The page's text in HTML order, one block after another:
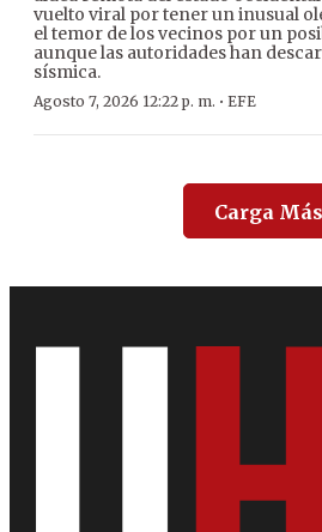
vuelto viral por tener un inusual
el temor de los vecinos por un
aunque las autoridades han
sísmica.
Agosto 7, 2026 12:22 p. m. · EFE
Carga Más